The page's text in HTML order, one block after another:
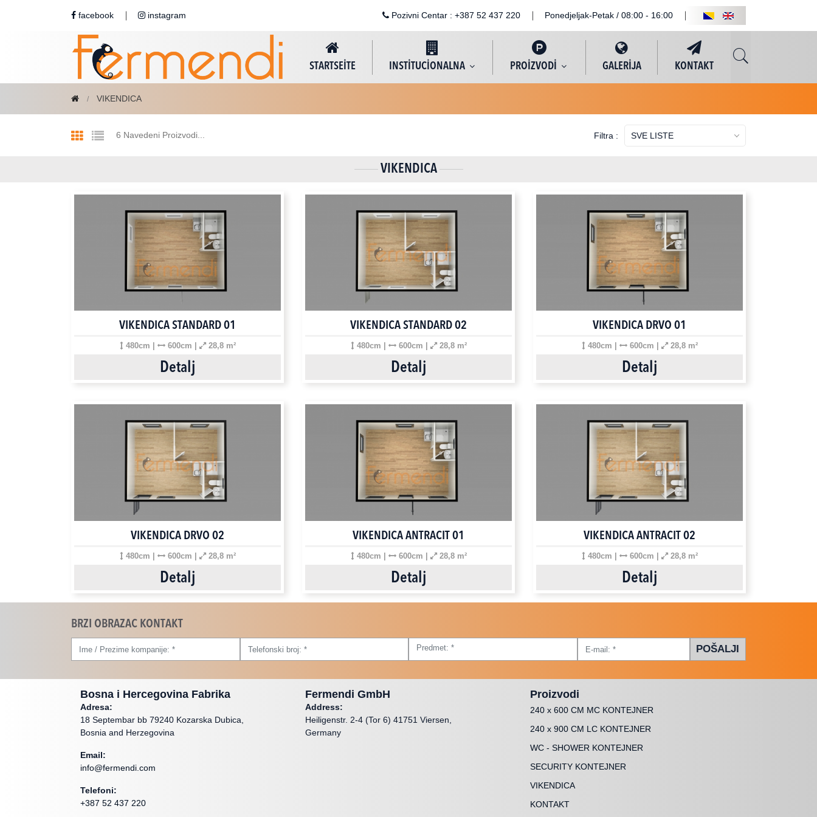
facebook instagram Pozivni Centar : +387 52 437 220 Ponedjeljak-Petak / 08:00 - 16:00
STARTSEİTE INSTİTUCİONALNA PROİZVODİ GALERİJA KONTAKT
VIKENDICA
6 Navedeni Proizvodi... Filtra : SVE LISTE
VIKENDICA
VIKENDICA STANDARD 01
480cm | 600cm | 28,8 m²
Detalj
VIKENDICA STANDARD 02
480cm | 600cm | 28,8 m²
Detalj
VIKENDICA DRVO 01
480cm | 600cm | 28,8 m²
Detalj
VIKENDICA DRVO 02
480cm | 600cm | 28,8 m²
Detalj
VIKENDICA ANTRACIT 01
480cm | 600cm | 28,8 m²
Detalj
VIKENDICA ANTRACIT 02
480cm | 600cm | 28,8 m²
Detalj
BRZI OBRAZAC KONTAKT
POŠALJI
Bosna i Hercegovina Fabrika
Adresa:
18 Septembar bb 79240 Kozarska Dubica,
Bosnia and Herzegovina
Email:
info@fermendi.com
Telefoni:
+387 52 437 220
Fermendi GmbH
Address:
Heiligenstr. 2-4 (Tor 6) 41751 Viersen,
Germany
Proizvodi
240 x 600 CM MC KONTEJNER
240 x 900 CM LC KONTEJNER
WC - SHOWER KONTEJNER
SECURITY KONTEJNER
VIKENDICA
KONTAKT